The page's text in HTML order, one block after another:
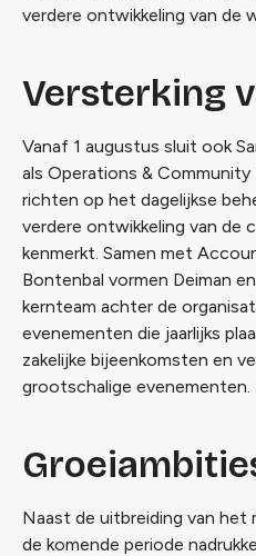
verdere ontwikkeling van de
Versterking
Vanaf 1 augustus sluit ook
als Operations & Community
richten op het dagelijkse
verdere ontwikkeling van de
kenmerkt. Samen met
Bontenbal vormen Deiman
kernteam achter de
evenementen die jaarlijks
zakelijke bijeenkomsten en
grootschalige evenementen.
Naast de uitbreiding van het
de komende periode